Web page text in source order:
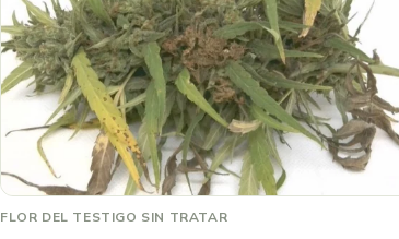
FLOR DEL TESTIGO SIN TRATAR